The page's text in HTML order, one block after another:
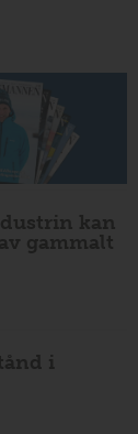
kan
gammalt
i